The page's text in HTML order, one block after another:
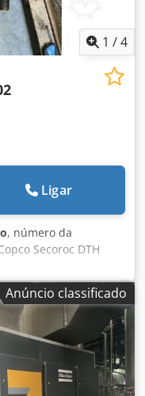
1 /4
Ligar
, número da
Secoroc DTH
utilizado 4x 102mm /
3x adaptadores de
Ai Tek
construção,
muito bom,
Anúncio classificado